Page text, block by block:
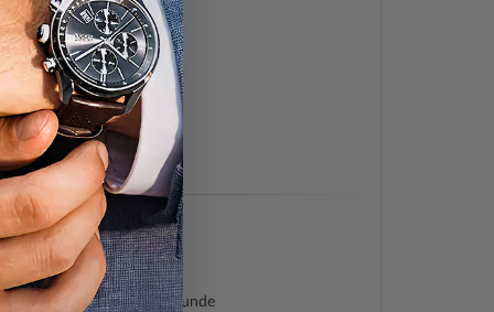
Tech Time
32SET
Retro
Minute, Sekunde, Solar, Stunde